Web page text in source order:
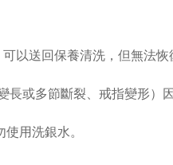
以送回保養清洗，但無法恢
或多節斷裂、戒指變形）
用洗銀水。